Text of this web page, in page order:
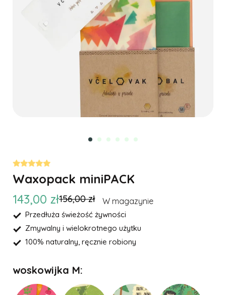
Waxopack miniPACK
143,00 zł156,00 zł W magazynie
Przedłuża świeżość żywności
Zmywalny i wielokrotnego użytku
100% naturalny, ręcznie robiony
woskowijka M: